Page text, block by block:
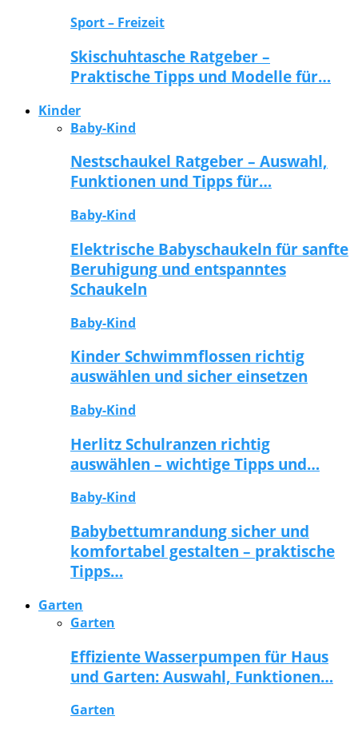
Sport – Freizeit
Skischuhtasche Ratgeber –
Praktische Tipps und Modelle für…
Kinder
Baby-Kind
Nestschaukel Ratgeber – Auswahl,
Funktionen und Tipps für…
Baby-Kind
Elektrische Babyschaukeln für sanfte
Beruhigung und entspanntes
Schaukeln
Baby-Kind
Kinder Schwimmflossen richtig
auswählen und sicher einsetzen
Baby-Kind
Herlitz Schulranzen richtig
auswählen – wichtige Tipps und…
Baby-Kind
Babybettumrandung sicher und
komfortabel gestalten – praktische
Tipps…
Garten
Garten
Effiziente Wasserpumpen für Haus
und Garten: Auswahl, Funktionen…
Garten